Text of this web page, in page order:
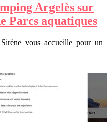
Argelès sur
Parcs aquatiques
vous accueille pour un